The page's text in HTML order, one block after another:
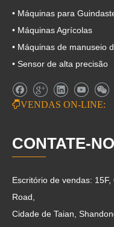
• Máquinas para
• Máquinas Agrícolas
• Máquinas de manuseio
• Sensor de alta precisão
VENDAS ON-LINE:
CONTATE-
Escritório de vendas:
Road,
Cidade de Taian,